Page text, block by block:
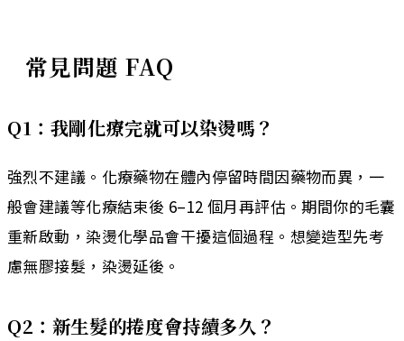
常見問題 FAQ
Q1：我剛化療完就可以染燙嗎？
強烈不建議。化療藥物在體內停留時間因藥物而異，一
般會建議等化療結束後 6–12 個月再評估。期間你的毛囊
重新啟動，染燙化學品會干擾這個過程。想變造型先考
慮無膠接髮，染燙延後。
Q2：新生髮的捲度會持續多久？